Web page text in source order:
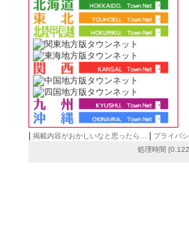
| 掲載内容がおかしいなと思ったら… | プライバ
処理時間